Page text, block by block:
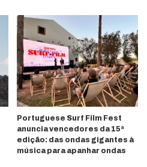
Portuguese Surf Film Fest
anuncia vencedores da 15ª
edição: das ondas gigantes à
música para apanhar ondas